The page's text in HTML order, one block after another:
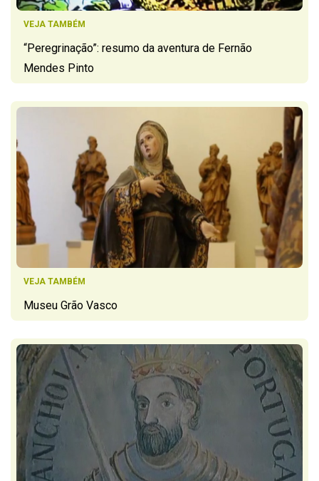
VEJA TAMBÉM
“Peregrinação”: resumo da aventura de Fernão
Mendes Pinto
VEJA TAMBÉM
Museu Grão Vasco